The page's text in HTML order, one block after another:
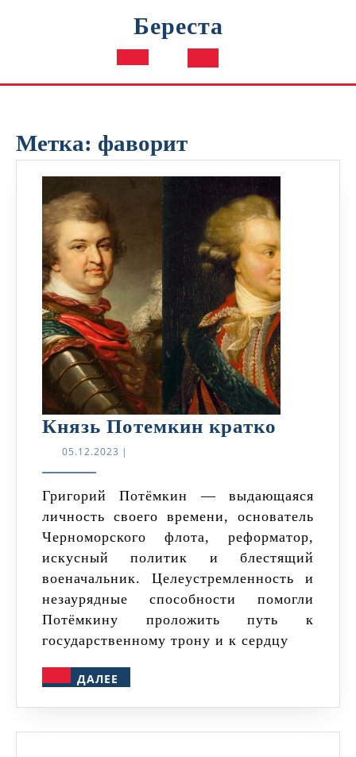
Береста
Кнопка
Метка: фаворит
Князь Потемкин кратко
05.12.2023 05.12.2023
|
Григорий Потёмкин — выдающаяся
личность своего времени, основатель
Черноморского флота, реформатор,
искусный политик и блестящий
военачальник. Целеустремленность и
незаурядные способности помогли
Потёмкину проложить путь к
государственному трону и к сердцу
ДАЛЕЕ